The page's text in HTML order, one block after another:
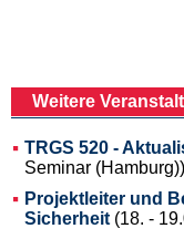
Weitere
TRGS 520 -
Seminar (Hamburg))
Projektleiter und
Sicherheit (18. -